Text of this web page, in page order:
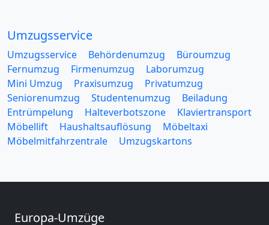
Umzugsservice
Umzugsservice Behördenumzug
Büroumzug
Fernumzug
Firmenumzug
Laborumzug
Mini Umzug
Praxisumzug
Privatumzug
Seniorenumzug
Studentenumzug
Beiladung
Entrümpelung
Halteverbotszone
Klaviertransport
Möbellift
Haushaltsauflösung
Möbeltaxi
Möbelmitfahrzentrale
Umzugskartons
Europa-Umzüge